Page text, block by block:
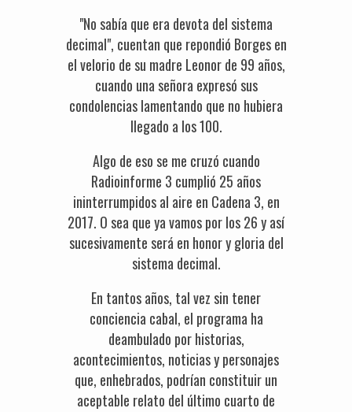
"No sabía que era devota del sistema
decimal", cuentan que repondió Borges en
el velorio de su madre Leonor de 99 años,
cuando una señora expresó sus
condolencias lamentando que no hubiera
llegado a los 100.
Algo de eso se me cruzó cuando
Radioinforme 3 cumplió 25 años
ininterrumpidos al aire en Cadena 3, en
2017. O sea que ya vamos por los 26 y así
sucesivamente será en honor y gloria del
sistema decimal.
En tantos años, tal vez sin tener
conciencia cabal, el programa ha
deambulado por historias,
acontecimientos, noticias y personajes
que, enhebrados, podrían constituir un
aceptable relato del último cuarto de